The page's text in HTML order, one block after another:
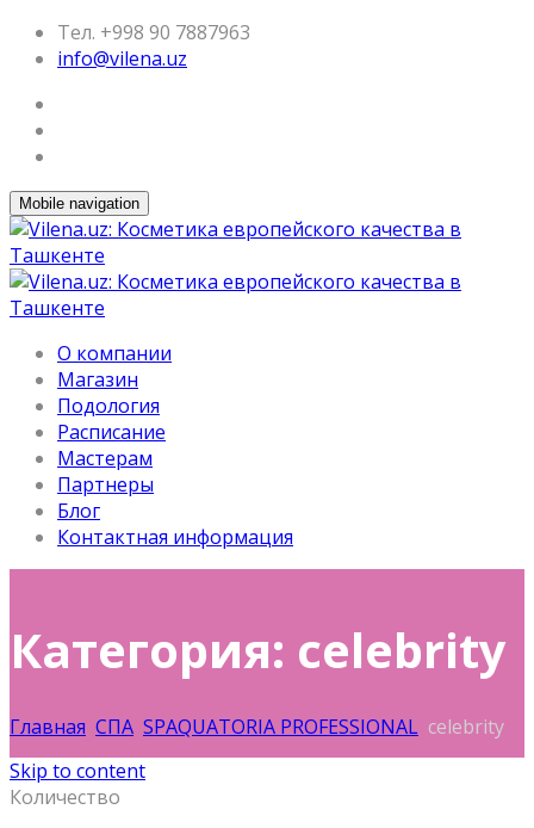
Тел. +998 90 7887963
info@vilena.uz
Mobile navigation
О компании
Магазин
Подология
Расписание
Мастерам
Партнеры
Блог
Контактная информация
Категория: celebrity
Главная СПА SPAQUATORIA PROFESSIONAL celebrity
Skip to content
Количество